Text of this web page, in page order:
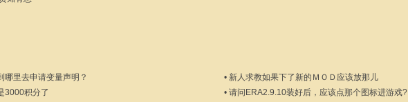
哪里去申请变量声明？ • 新人求教如果下了新的ＭＯＤ应该放那儿
3000积分了
• 请问ERA2.9.10装好后，应该点那个图标进游戏?